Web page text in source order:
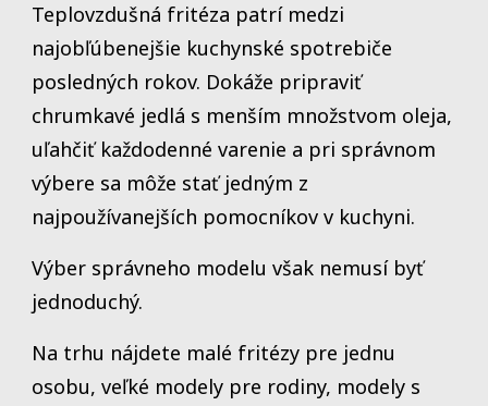
Teplovzdušná fritéza patrí medzi
najobľúbenejšie kuchynské spotrebiče
posledných rokov. Dokáže pripraviť
chrumkavé jedlá s menším množstvom oleja,
uľahčiť každodenné varenie a pri správnom
výbere sa môže stať jedným z
najpoužívanejších pomocníkov v kuchyni.
Výber správneho modelu však nemusí byť
jednoduchý.
Na trhu nájdete malé fritézy pre jednu
osobu, veľké modely pre rodiny, modely s